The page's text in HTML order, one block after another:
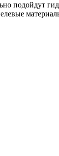
подойдут